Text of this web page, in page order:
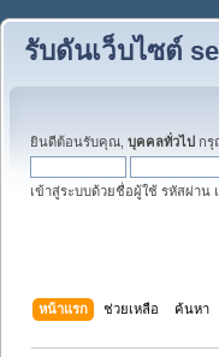
รับดันเว็บไซต์
ยินดีต้อนรับคุณ, บุคคลทั่วไป กรุ
เข้าสู่ระบบด้วยชื่อผู้ใช้ รหัสผ่าน
หน้าแรก ช่วยเหลือ ค้นหา